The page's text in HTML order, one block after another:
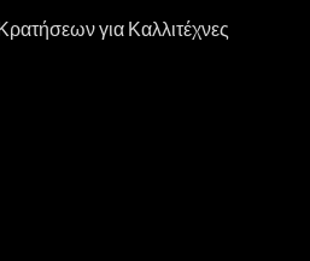
για Καλλιτέχνες